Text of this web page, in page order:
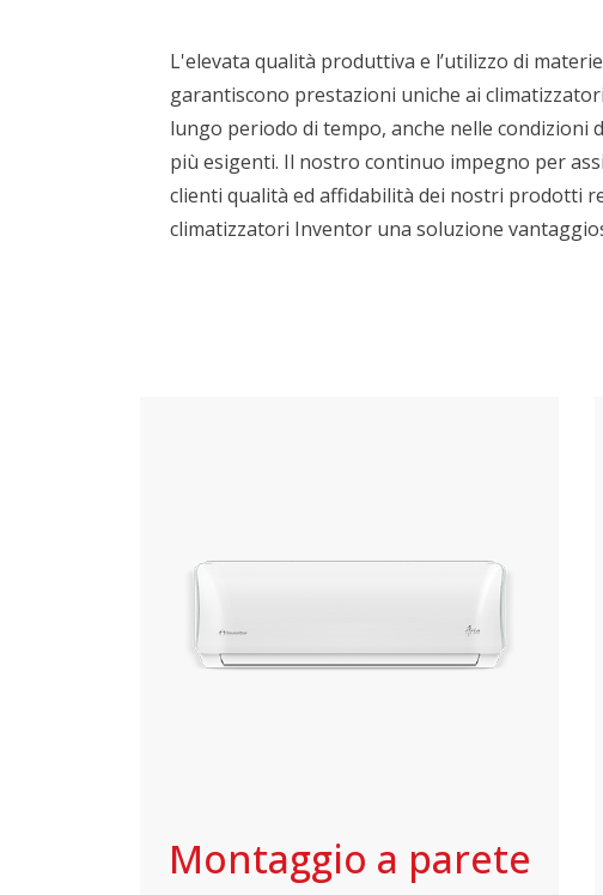
L'elevata qualità produttiva e l’utilizzo di
garantiscono prestazioni uniche ai
lungo periodo di tempo, anche nelle condizioni
più esigenti. Il nostro continuo impegno per
clienti qualità ed affidabilità dei nostri prodotti
climatizzatori Inventor una soluzione
Montaggio a parete